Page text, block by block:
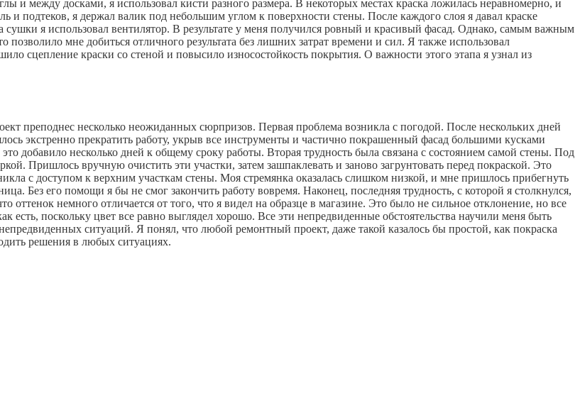
и между досками, я использовал кисти разного размера. В некоторых местах краска ложилась неравномерно, и
и подтеков, я держал валик под небольшим углом к поверхности стены. После каждого слоя я давал краске
я использовал вентилятор. В результате у меня получился ровный и красивый фасад. Однако, самым важным
мне добиться отличного результата без лишних затрат времени и сил. Я также использовал
сцепление краски со стеной и повысило износостойкость покрытия. О важности этого этапа я узнал из
преподнес несколько неожиданных сюрпризов. Первая проблема возникла с погодой. После нескольких дней
экстренно прекратить работу, укрыв все инструменты и частично покрашенный фасад большими кусками
добавило несколько дней к общему сроку работы. Вторая трудность была связана с состоянием самой стены. Под
Пришлось вручную очистить эти участки, затем зашпаклевать и заново загрунтовать перед покраской. Это
с доступом к верхним участкам стены. Моя стремянка оказалась слишком низкой, и мне пришлось прибегнуть
Без его помощи я бы не смог закончить работу вовремя. Наконец, последняя трудность, с которой я столкнулся,
оттенок немного отличается от того, что я видел на образце в магазине. Это было не сильное отклонение, но все
есть, поскольку цвет все равно выглядел хорошо. Все эти непредвиденные обстоятельства научили меня быть
ситуаций. Я понял, что любой ремонтный проект, даже такой казалось бы простой, как покраска
решения в любых ситуациях.